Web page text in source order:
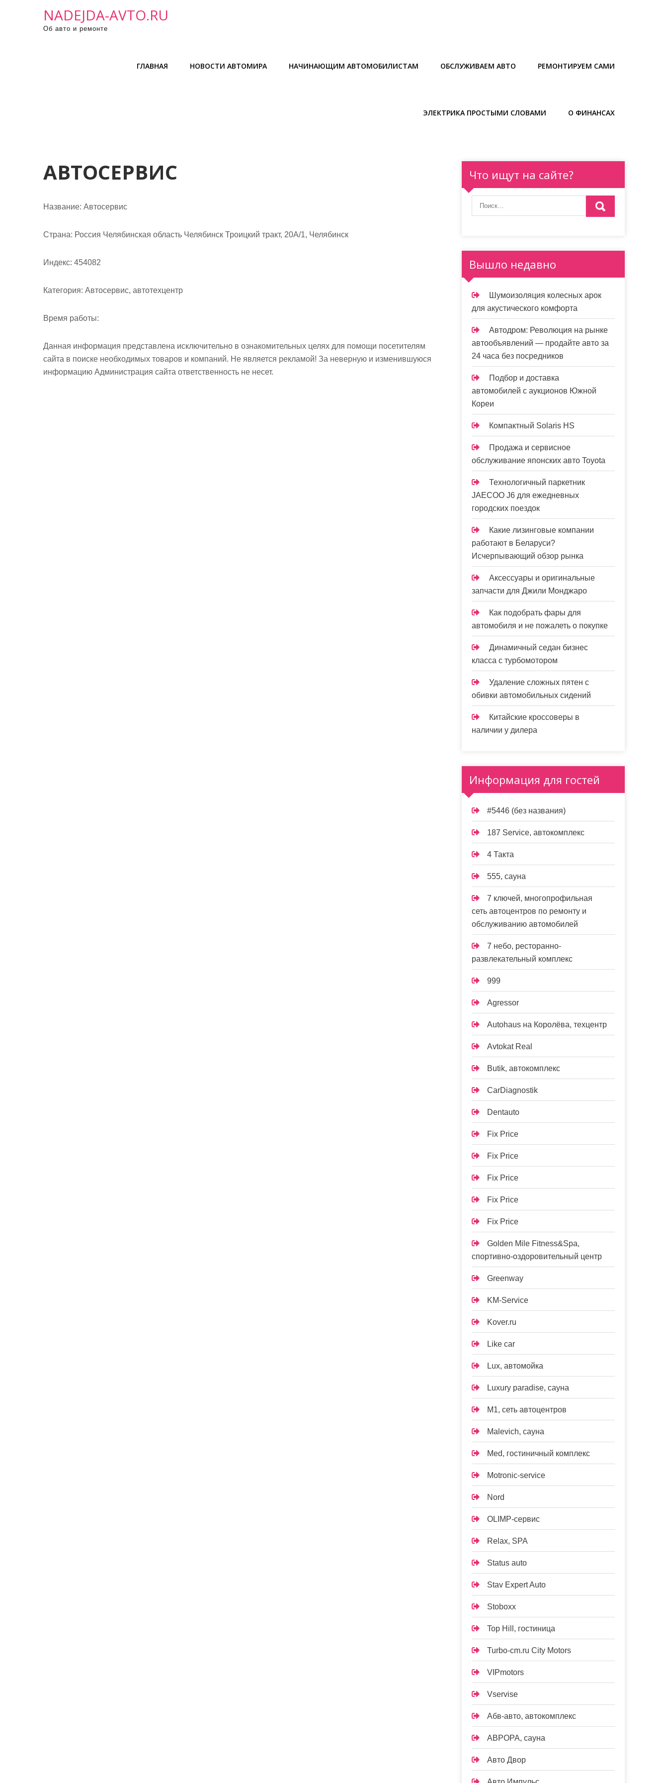
NADEJDA-AVTO.RU
Об авто и ремонте
ГЛАВНАЯ НОВОСТИ АВТОМИРА НАЧИНАЮЩИМ АВТОМОБИЛИСТАМ ОБСЛУЖИВАЕМ АВТО РЕМОНТИРУЕМ САМИ
ЭЛЕКТРИКА ПРОСТЫМИ СЛОВАМИ О ФИНАНСАХ
АВТОСЕРВИС
Название: Автосервис
Страна: Россия Челябинская область Челябинск Троицкий тракт, 20А/1, Челябинск
Индекс: 454082
Категория: Автосервис, автотехцентр
Время работы:
Данная информация представлена исключительно в ознакомительных целях для помощи посетителям
сайта в поиске необходимых товаров и компаний. Не является рекламой! За неверную и изменившуюся
информацию Администрация сайта ответственность не несет.
Что ищут на сайте?
Вышло недавно
Шумоизоляция колесных арок
для акустического комфорта
Автодром: Революция на рынке
автообъявлений — продайте авто за
24 часа без посредников
Подбор и доставка
автомобилей с аукционов Южной
Кореи
Компактный Solaris HS
Продажа и сервисное
обслуживание японских авто Toyota
Технологичный паркетник
JAECOO J6 для ежедневных
городских поездок
Какие лизинговые компании
работают в Беларуси?
Исчерпывающий обзор рынка
Аксессуары и оригинальные
запчасти для Джили Монджаро
Как подобрать фары для
автомобиля и не пожалеть о покупке
Динамичный седан бизнес
класса с турбомотором
Удаление сложных пятен с
обивки автомобильных сидений
Китайские кроссоверы в
наличии у дилера
Информация для гостей
#5446 (без названия)
187 Service, автокомплекс
4 Такта
555, сауна
7 ключей, многопрофильная
сеть автоцентров по ремонту и
обслуживанию автомобилей
7 небо, ресторанно-
развлекательный комплекс
999
Agressor
Autohaus на Королёва, техцентр
Avtokat Real
Butik, автокомплекс
CarDiagnostik
Dentauto
Fix Price
Fix Price
Fix Price
Fix Price
Fix Price
Golden Mile Fitness&Spa,
спортивно-оздоровительный центр
Greenway
KM-Service
Kover.ru
Like car
Lux, автомойка
Luxury paradise, сауна
M1, сеть автоцентров
Malevich, сауна
Med, гостиничный комплекс
Motronic-service
Nord
OLIMP-сервис
Relax, SPA
Status auto
Stav Expert Auto
Stoboxx
Top Hill, гостиница
Turbo-cm.ru City Motors
VIPmotors
Vservise
Абв-авто, автокомплекс
АВРОРА, сауна
Авто Двор